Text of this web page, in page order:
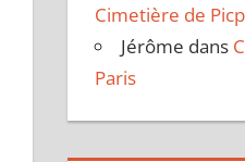
Cimetière de
Jérôme dans
Paris